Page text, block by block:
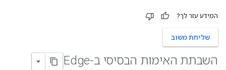
המידע עזר לך?
שליחת משוב
השבתת האימות הבסיסי ב-Edge